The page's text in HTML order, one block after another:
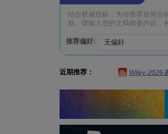
推荐偏好:
近期推荐： 热 Wiley 2026